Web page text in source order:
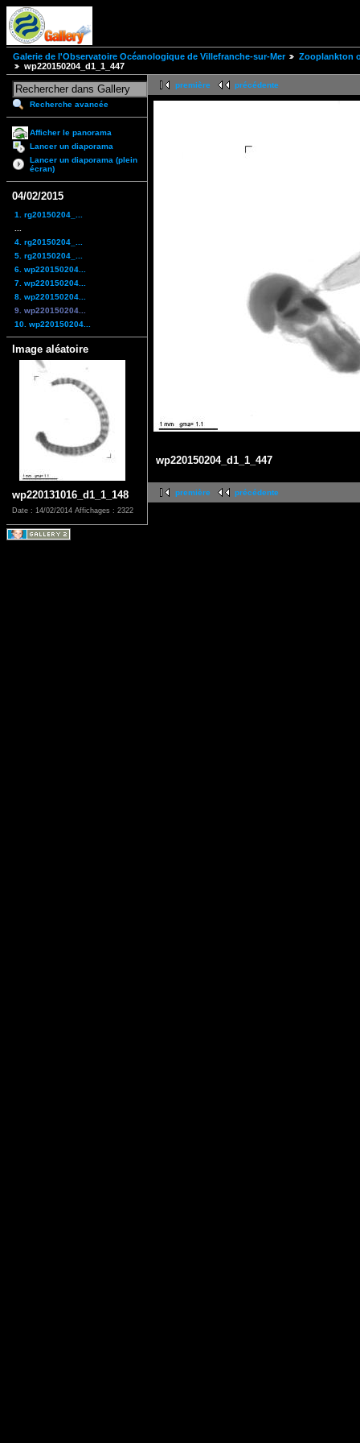
Galerie de l'Observatoire Océanologique de Villefranche-sur-Mer
Zooplankton
wp220150204_d1_1_447
Recherche avancée
Afficher le panorama
Lancer un diaporama
Lancer un diaporama (plein
écran)
04/02/2015
1. rg20150204_...
4. rg20150204_...
5. rg20150204_...
6. wp220150204...
7. wp220150204...
8. wp220150204...
9. wp220150204...
10. wp220150204...
Image aléatoire
wp220131016_d1_1_148
Date : 14/02/2014 Affichages : 2322
première précédente
wp220150204_d1_1_447
première précédente